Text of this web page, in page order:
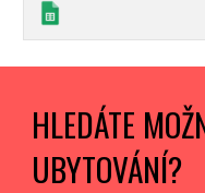
HLEDÁTE
UBYTOVÁNÍ?